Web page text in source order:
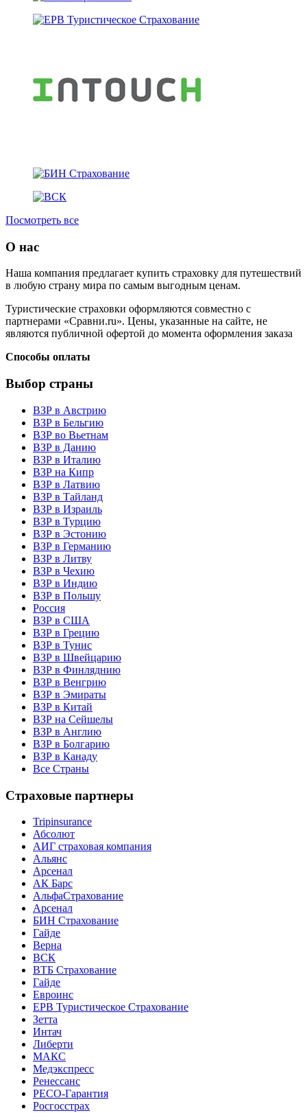
Посмотреть все
О нас
Наша компания предлагает купить страховку для путешествий
в любую страну мира по самым выгодным ценам.
Туристические страховки оформляются совместно с
партнерами «Сравни.ru». Цены, указанные на сайте, не
являются публичной офертой до момента оформления заказа
Способы оплаты
Выбор страны
ВЗР в Австрию
ВЗР в Бельгию
ВЗР во Вьетнам
ВЗР в Данию
ВЗР в Италию
ВЗР на Кипр
ВЗР в Латвию
ВЗР в Тайланд
ВЗР в Израиль
ВЗР в Турцию
ВЗР в Эстонию
ВЗР в Германию
ВЗР в Литву
ВЗР в Чехию
ВЗР в Индию
ВЗР в Польшу
Россия
ВЗР в США
ВЗР в Грецию
ВЗР в Тунис
ВЗР в Швейцарию
ВЗР в Финляднию
ВЗР в Венгрию
ВЗР в Эмираты
ВЗР в Китай
ВЗР на Сейшелы
ВЗР в Англию
ВЗР в Болгарию
ВЗР в Канаду
Все Страны
Страховые партнеры
Tripinsurance
Абсолют
АИГ страховая компания
Альянс
Арсенал
АК Барс
АльфаСтрахование
Арсенал
БИН Страхование
Гайде
Верна
ВСК
ВТБ Страхование
Гайде
Евроинс
ЕРВ Туристическое Страхование
Зетта
Интач
Либерти
МАКС
Медэкспресс
Ренессанс
РЕСО-Гарантия
Росгосстрах